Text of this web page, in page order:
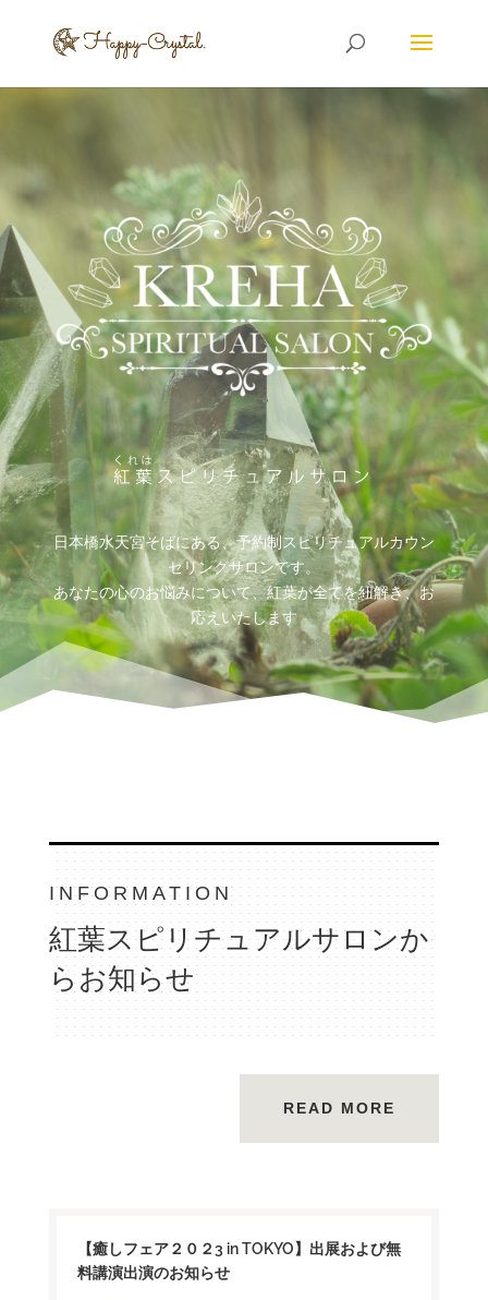
日本橋水天宮そばにある、予約制スピリチュアルカウン
セリングサロンです。
あなたの心のお悩みについて、紅葉が全てを紐解き、お
応えいたします
INFORMATION
紅葉スピリチュアルサロンか
らお知らせ
READ MORE
【癒しフェア２０２3 in TOKYO】出展および無
料講演出演のお知らせ